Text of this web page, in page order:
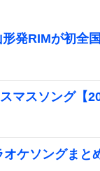
発RIMが初全
マスソング【
オケソングまと